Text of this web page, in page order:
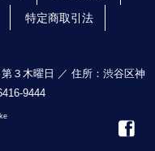
特定商取引法
３木曜日 ／ 住所：渋谷区神
9444